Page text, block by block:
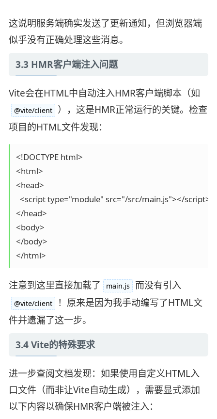
这说明服务端确实发送了更新通知，但浏览器端
似乎没有正确处理这些消息。
3.3 HMR客户端注入问题
Vite会在HTML中自动注入HMR客户端脚本（如
@vite/client
），这是HMR正常运行的关键。检查
项目的HTML文件发现：
<!DOCTYPE html>
<html>
<head>
  <script type="module" src="/src/main.js"></script>
</head>
<body>
</body>
注意到这里直接加载了 main.js 而没有引入
@vite/client
！原来是因为我手动编写了HTML文
件并遗漏了这一步。
3.4 Vite的特殊要求
进一步查阅文档发现：如果使用自定义HTML入
口文件（而非让Vite自动生成），需要显式添加
以下内容以确保HMR客户端被注入：